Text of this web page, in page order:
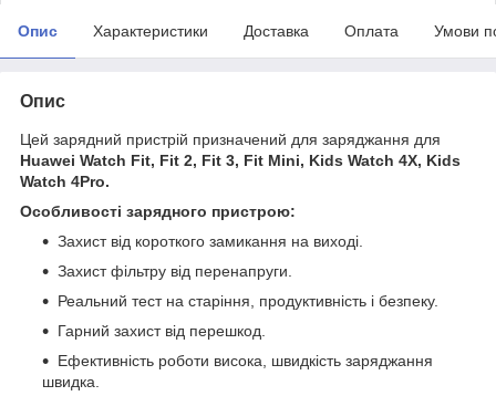
Опис Характеристики Доставка Оплата Умови
Опис
Цей зарядний пристрій призначений для заряджання для
Huawei Watch Fit, Fit 2, Fit 3, Fit Mini, Kids Watch 4X, Kids
Watch 4Pro.
Особливості зарядного пристрою:
Захист від короткого замикання на виході.
Захист фільтру від перенапруги.
Реальний тест на старіння, продуктивність і безпеку.
Гарний захист від перешкод.
Ефективність роботи висока, швидкість заряджання
швидка.